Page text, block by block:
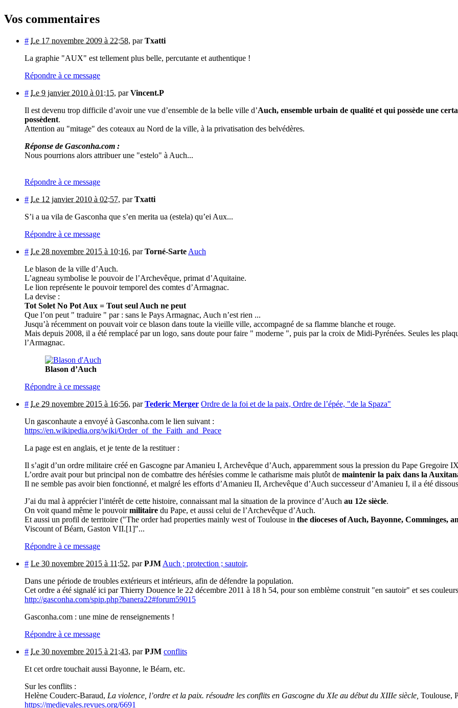
Vos commentaires
# Le 17 novembre 2009 à 22:58, parTxatti
La graphie "AUX" est tellement plus belle, percutante et authentique !
Répondre à ce message
# Le 9 janvier 2010 à 01:15, parVincent.P
Il est devenu trop difficile d’avoir une vue d’ensemble de la belle ville d’Auch, ensemble urbain de qualité et qui possède une
possèdent.
Attention au "mitage" des coteaux au Nord de la ville, à la privatisation des belvédères.
Réponse de Gasconha.com :
Nous pourrions alors attribuer une "estelo" à Auch...
Répondre à ce message
# Le 12 janvier 2010 à 02:57, parTxatti
S’i a ua vila de Gasconha que s’en merita ua (estela) qu’ei Aux...
Répondre à ce message
# Le 28 novembre 2015 à 10:16, parTorné-Sarte Auch
Le blason de la ville d’Auch.
L’agneau symbolise le pouvoir de l’Archevêque, primat d’Aquitaine.
Le lion représente le pouvoir temporel des comtes d’Armagnac.
La devise :
Tot Solet No Pot Aux = Tout seul Auch ne peut
Que l’on peut " traduire " par : sans le Pays Armagnac, Auch n’est rien ...
Jusqu’à récemment on pouvait voir ce blason dans toute la vieille ville, accompagné de sa flamme blanche et rouge.
Mais depuis 2008, il a été remplacé par un logo, sans doute pour faire " moderne ", puis par la croix de Midi-Pyrénées. Seules les
l’Armagnac.
Blason d’Auch
Répondre à ce message
# Le 29 novembre 2015 à 16:56, parTederic Merger Ordre de la foi et de la paix, Ordre de l’épée, "de la Spaza"
Un gasconhaute a envoyé à Gasconha.com le lien suivant :
https://en.wikipedia.org/wiki/Order_of_the_Faith_and_Peace
La page est en anglais, et je tente de la restituer :
Il s’agit d’un ordre militaire créé en Gascogne par Amanieu I, Archevêque d’Auch, apparemment sous la pression du Pape Gregoire
L’ordre avait pour but principal non de combattre des hérésies comme le catharisme mais plutôt de maintenir la paix dans la
Il ne semble pas avoir bien fonctionné, et malgré les efforts d’Amanieu II, Archevêque d’Auch successeur d’Amanieu I, il a été
J’ai du mal à apprécier l’intérêt de cette histoire, connaissant mal la situation de la province d’Auch au 12e siècle.
On voit quand même le pouvoirmilitaire du Pape, et aussi celui de l’Archevêque d’Auch.
Et aussi un profil de territoire ("The order had properties mainly west of Toulouse in the dioceses of Auch, Bayonne, Comminges,
Viscount of Béarn, Gaston VII.[1]"...
Répondre à ce message
# Le 30 novembre 2015 à 11:52, parPJM Auch ; protection ; sautoir,
Dans une période de troubles extérieurs et intérieurs, afin de défendre la population.
Cet ordre a été signalé ici par Thierry Douence le 22 décembre 2011 à 18 h 54, pour son emblème construit "en sautoir" et ses
http://gasconha.com/spip.php?banera22#forum59015
Gasconha.com : une mine de renseignements !
Répondre à ce message
# Le 30 novembre 2015 à 21:43, parPJM conflits
Et cet ordre touchait aussi Bayonne, le Béarn, etc.
Sur les conflits :
Helène Couderc-Baraud, La violence, l’ordre et la paix. résoudre les conflits en Gascogne du XIe au début du XIIIe siècle, Toulouse,
https://medievales.revues.org/6691